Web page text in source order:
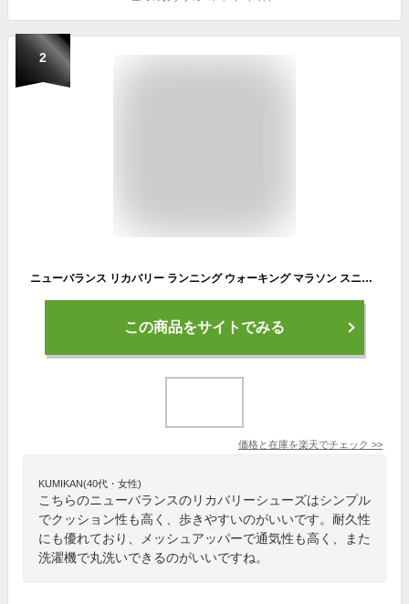
2
ニューバランス リカバリー ランニング ウォーキング マラソン スニーカー フレッシュフォーム new balance Fresh Foam RCVRY K4 レディース メンズ BLACK 歩きやすい 履きやすい
この商品をサイトでみる
価格と在庫を楽天でチェック >>
KUMIKAN(40代・女性)
こちらのニューバランスのリカバリーシューズはシンプル
でクッション性も高く、歩きやすいのがいいです。耐久性
にも優れており、メッシュアッパーで通気性も高く、また
洗濯機で丸洗いできるのがいいですね。